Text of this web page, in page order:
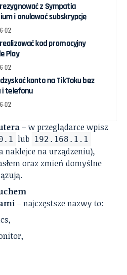
z Sympatia
i anulować subskrypcję
02
kod promocyjny
Play
02
konto na TikToku bez
i telefonu
02
– w przeglądarce wpisz
lub 192.168.1.1
naklejce na urządzeniu),
oraz zmień domyślne
– najczęstsze nazwy to: